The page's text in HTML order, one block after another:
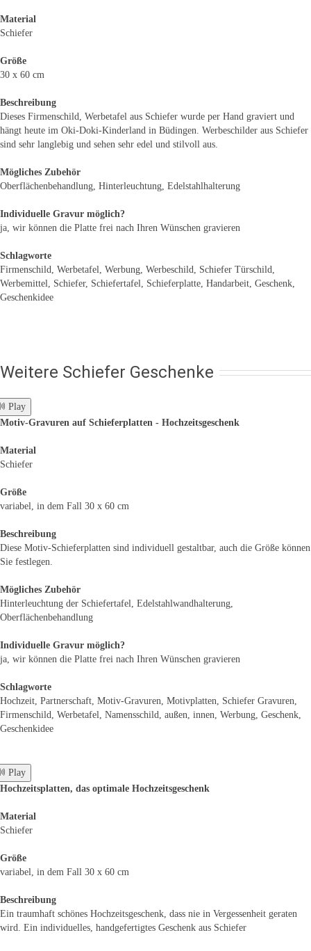
Material
Schiefer
Größe
30 x 60 cm
Beschreibung
Dieses Firmenschild, Werbetafel aus Schiefer wurde per Hand graviert und
hängt heute im Oki-Doki-Kinderland in Büdingen. Werbeschilder aus Schiefer
sind sehr langlebig und sehen sehr edel und stilvoll aus.
Mögliches Zubehör
Oberflächenbehandlung, Hinterleuchtung, Edelstahlhalterung
Individuelle Gravur möglich?
ja, wir können die Platte frei nach Ihren Wünschen gravieren
Schlagworte
Firmenschild, Werbetafel, Werbung, Werbeschild, Schiefer Türschild,
Werbemittel, Schiefer, Schiefertafel, Schieferplatte, Handarbeit, Geschenk,
Geschenkidee
Weitere Schiefer Geschenke
Play
Motiv-Gravuren auf Schieferplatten - Hochzeitsgeschenk
Material
Schiefer
Größe
variabel, in dem Fall 30 x 60 cm
Beschreibung
Diese Motiv-Schieferplatten sind individuell gestaltbar, auch die Größe können
Sie festlegen.
Mögliches Zubehör
Hinterleuchtung der Schiefertafel, Edelstahlwandhalterung,
Oberflächenbehandlung
Individuelle Gravur möglich?
ja, wir können die Platte frei nach Ihren Wünschen gravieren
Schlagworte
Hochzeit, Partnerschaft, Motiv-Gravuren, Motivplatten, Schiefer Gravuren,
Firmenschild, Werbetafel, Namensschild, außen, innen, Werbung, Geschenk,
Geschenkidee
Play
Hochzeitsplatten, das optimale Hochzeitsgeschenk
Material
Schiefer
Größe
variabel, in dem Fall 30 x 60 cm
Beschreibung
Ein traumhaft schönes Hochzeitsgeschenk, dass nie in Vergessenheit geraten
wird. Ein individuelles, handgefertigtes Geschenk aus Schiefer